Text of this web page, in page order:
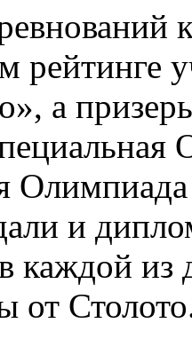
рейтинге
а
и
каждой из
от